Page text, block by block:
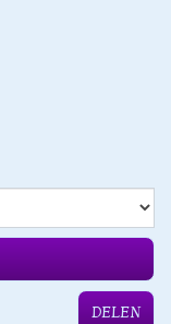
DELEN